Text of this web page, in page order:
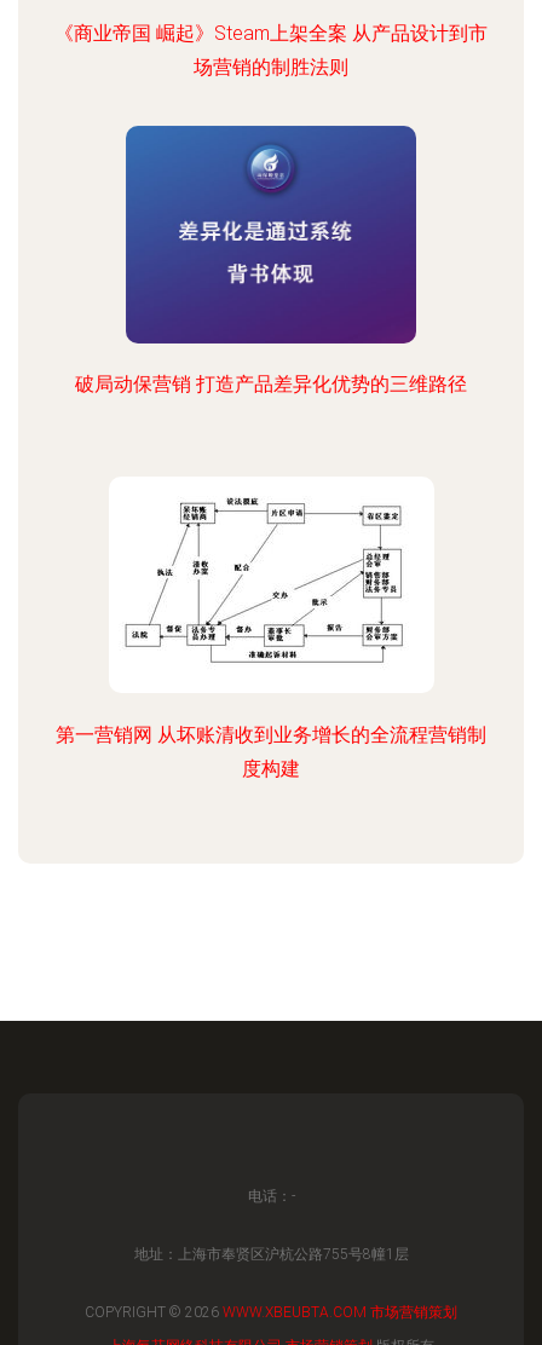
《商业帝国 崛起》Steam上架全案 从产品设计到市
场营销的制胜法则
破局动保营销 打造产品差异化优势的三维路径
第一营销网 从坏账清收到业务增长的全流程营销制
度构建
电话：-
地址：上海市奉贤区沪杭公路755号8幢1层
COPYRIGHT © 2026 WWW.XBEUBTA.COM 市场营销策划